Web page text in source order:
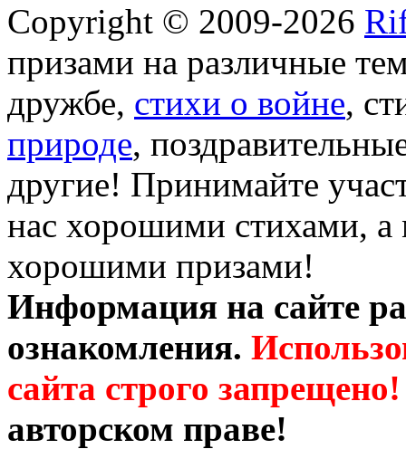
Copyright © 2009-2026
призами на различные
дружбе, стихи о войне,
природе,
другие! Принимайте
нас хорошими стихами, а
хорошими призами!
Информация на сайте
ознакомления.
сайта строго запрещено!
авторском праве!